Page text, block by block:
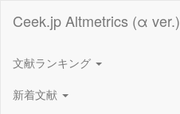
Ceek.jp Altmetrics (α ver.)
文献ランキング
新着文献